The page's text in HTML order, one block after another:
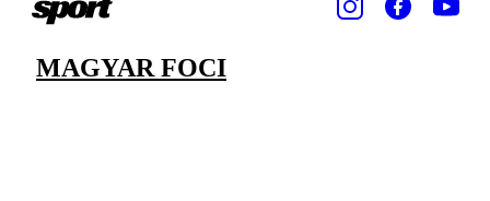
MAGYAR FOCI